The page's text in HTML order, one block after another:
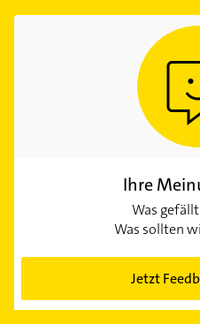
Ihre
Was
Was sollten
Jetzt